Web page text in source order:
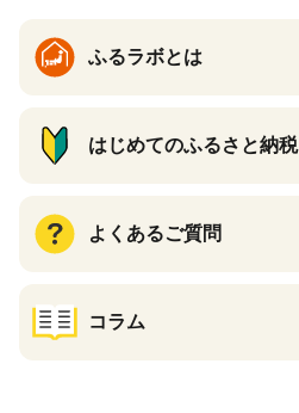
ふるラボとは
はじめてのふるさと納税
よくあるご質問
コラム